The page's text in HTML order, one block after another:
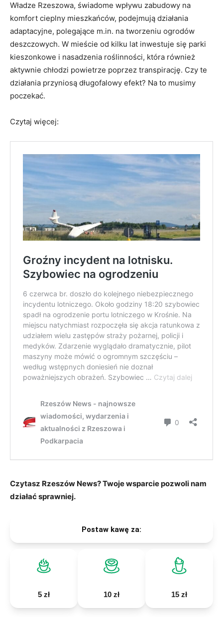
Władze Rzeszowa, świadome wpływu zabudowy na
komfort cieplny mieszkańców, podejmują działania
adaptacyjne, polegające m.in. na tworzeniu ogrodów
deszczowych. W mieście od kilku lat inwestuje się parki
kieszonkowe i nasadzenia roślinności, która również
aktywnie chłodzi powietrze poprzez transpirację. Czy te
działania przyniosą długofalowy efekt? Na to musimy
poczekać.
Czytaj więcej:
Czytasz Rzeszów News? Twoje wsparcie pozwoli nam
działać sprawniej.
Postaw kawę za:
5 zł 10 zł 15 zł